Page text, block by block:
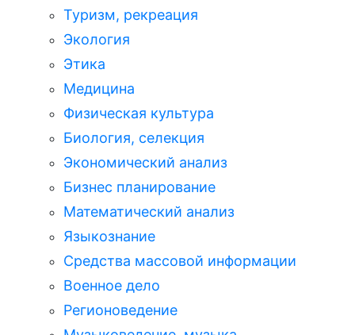
Туризм, рекреация
Экология
Этика
Медицина
Физическая культура
Биология, селекция
Экономический анализ
Бизнес планирование
Математический анализ
Языкознание
Средства массовой информации
Военное дело
Регионоведение